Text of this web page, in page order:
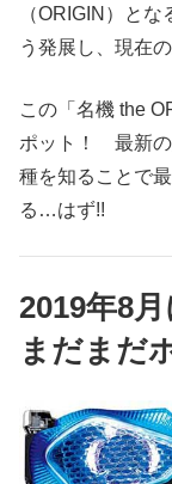
（ORIGIN）と
う発展し、現在
この「名機 the
ポット！ 最新の
種を知ることで
る…はず!!
2019年8
まだまだ